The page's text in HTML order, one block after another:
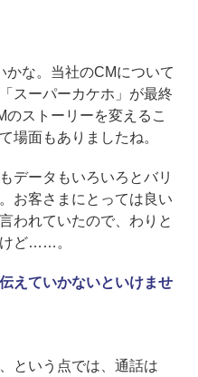
な。当社のCMについて
スーパーカケホ」が最終
ストーリーを変えるこ
場面もありましたね。
データもいろいろとバリ
お客さまにとっては良い
われていたので、わりと
ど……。
えていかないといけませ
という点では、通話は